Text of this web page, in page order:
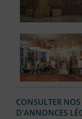
CONSULTER
D'ANNONCES